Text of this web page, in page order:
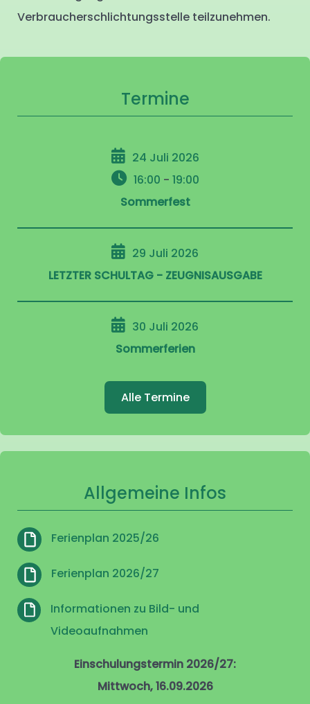
Verbraucherschlichtungsstelle teilzunehmen.
Termine
24 Juli 2026
16:00 - 19:00
Sommerfest
29 Juli 2026
LETZTER SCHULTAG - ZEUGNISAUSGABE
30 Juli 2026
Sommerferien
Alle Termine
Allgemeine Infos
Ferienplan 2025/26
Ferienplan 2026/27
Informationen zu Bild- und
Videoaufnahmen
Einschulungstermin 2026/27:
Mittwoch, 16.09.2026